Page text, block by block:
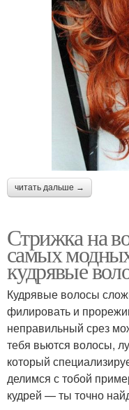
читать дальше →
Стрижка на
самых
кудрявые
Кудрявые волосы
филировать и
неправильный срез
тебя вьются волосы,
который
делимся с тобой
кудрей — ты точно